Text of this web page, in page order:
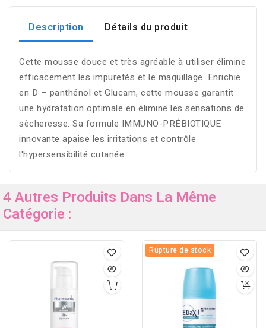
Description Détails du produit
Cette mousse douce et très agréable à utiliser élimine
efficacement les impuretés et le maquillage. Enrichie
en D – panthénol et Glucam, cette mousse garantit
une hydratation optimale en élimine les sensations de
sècheresse. Sa formule IMMUNO-PRÉBIOTIQUE
innovante apaise les irritations et contrôle
l'hypersensibilité cutanée.
4 Autres Produits Dans La Même
Catégorie :
Rupture de stock